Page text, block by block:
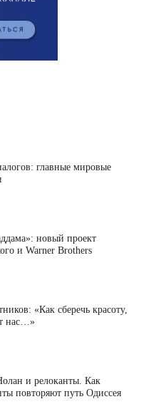
главные мировые
новый проект
и Warner Brothers
«Как сберечь красоту,
нас…»
и релоканты. Как
повторяют путь Одиссея